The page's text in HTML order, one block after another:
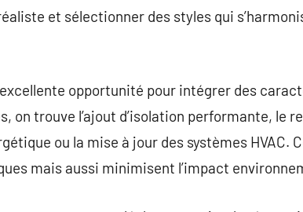
et sélectionner des styles qui
opportunité pour intégrer des
on trouve l’ajout d’isolation performante, le
ou la mise à jour des systèmes HVAC.
mais aussi minimisent l’impact